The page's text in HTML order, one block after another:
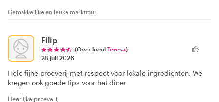
Gemakkelijke en leuke markttour
Filip
(Over local Teresa)
28 juli 2026
Hele fijne proeverij met respect voor lokale ingrediënten. We
kregen ook goede tips voor het diner
Heerlijke proeverij